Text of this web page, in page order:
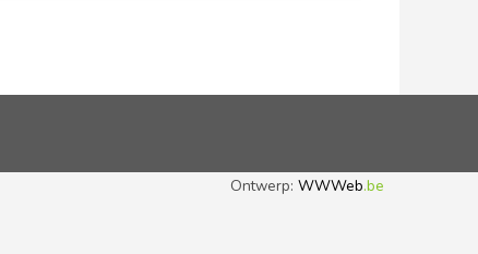
Ontwerp:WWWeb.be